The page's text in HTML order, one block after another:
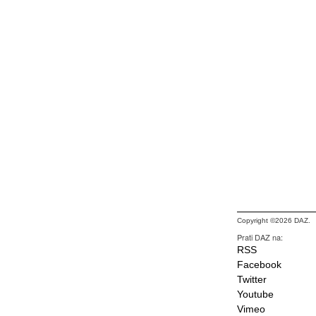
Copyright ©2026 DAZ.
Prati DAZ na:
RSS
Facebook
Twitter
Youtube
Vimeo